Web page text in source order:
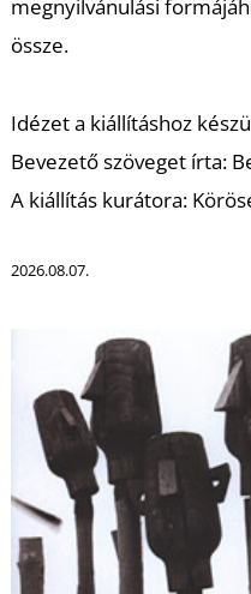
megnyilvánulási
össze.
Idézet a kiállításhoz
Bevezető szöveget írta:
A kiállítás kurátora:
2026.08.07.